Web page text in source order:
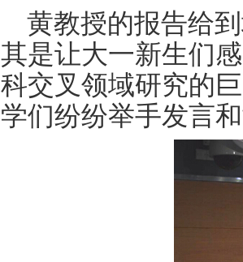
黄教授的报告给
其是让大一新生们
科交叉领域研究的
学们纷纷举手发言